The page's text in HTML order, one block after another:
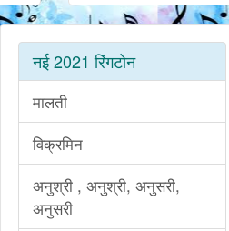
नई 2021 रिंगटोन
मालती
विक्रमिन
अनुश्री , अनुश्री, अनुसरी,
अनुसरी